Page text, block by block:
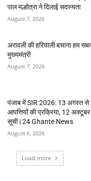
पाल मल्होत्रा ने दिलाई सदस्यता
August 7, 2026
अरावली की हरियाली बचाना हम
मुख्यमंत्री
August 7, 2026
पंजाब में SIR 2026: 13 अगस्त से
आपत्तियों की प्रक्रिया, 12
सूची | 24 Ghante News
August 6, 2026
Load more